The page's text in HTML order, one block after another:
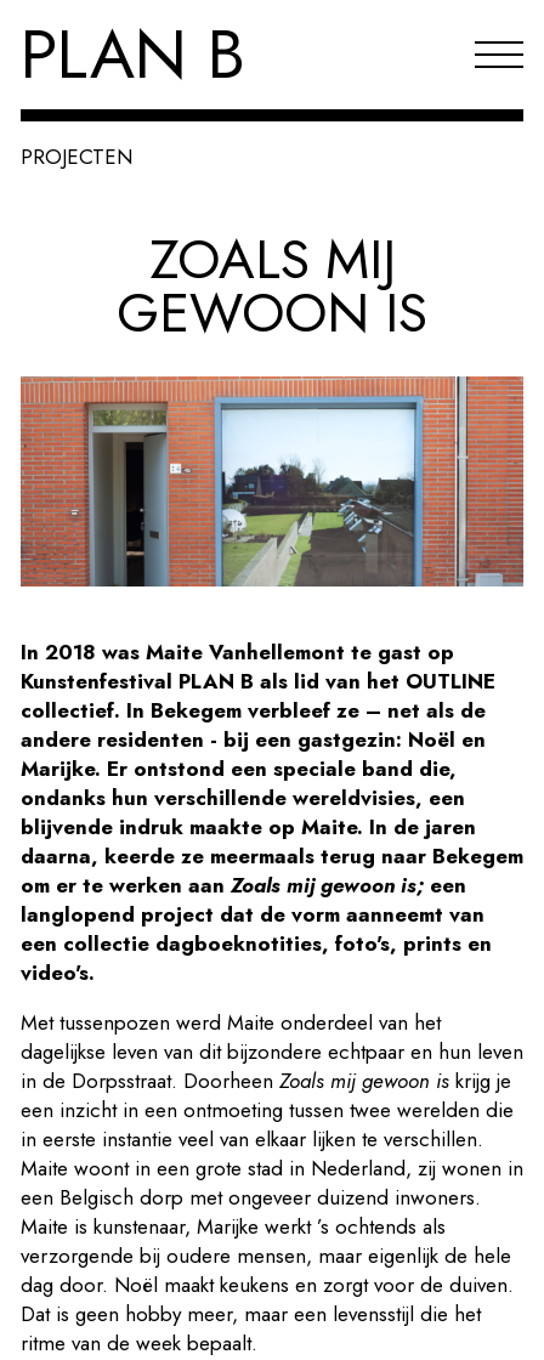
PLAN B
Reflecties & publicaties
Index
EN
PROJECTEN
ZOALS MIJ
GEWOON IS
In 2018 was Maite Vanhellemont te gast op
Kunstenfestival PLAN B als lid van het OUTLINE
collectief. In Bekegem verbleef ze – net als de
andere residenten - bij een gastgezin: Noël en
Marijke. Er ontstond een speciale band die,
ondanks hun verschillende wereldvisies, een
blijvende indruk maakte op Maite. In de jaren
daarna, keerde ze meermaals terug naar Bekegem
om er te werken aanZoals mij gewoon is; een
langlopend project dat de vorm aanneemt van
een collectie dagboeknotities, foto's, prints en
video's.
Met tussenpozen werd Maite onderdeel van het
dagelijkse leven van dit bijzondere echtpaar en hun leven
in de Dorpsstraat. Doorheen Zoals mij gewoon is krijg je
een inzicht in een ontmoeting tussen twee werelden die
in eerste instantie veel van elkaar lijken te verschillen.
Maite woont in een grote stad in Nederland, zij wonen in
een Belgisch dorp met ongeveer duizend inwoners.
Maite is kunstenaar, Marijke werkt ’s ochtends als
verzorgende bij oudere mensen, maar eigenlijk de hele
dag door. Noël maakt keukens en zorgt voor de duiven.
Dat is geen hobby meer, maar een levensstijl die het
ritme van de week bepaalt.